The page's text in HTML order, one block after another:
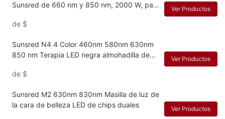
Sunsred de 660 nm y 850 nm, 2000 W, para
de $
Ver Productos
Sunsred N4 4 Color 460nm 580nm 630nm
850 nm Terapia LED negra almohadilla de
de $
Ver Productos
Sunsred M2 630nm 830nm Masilla de luz de
la cara de belleza LED de chips duales
Ver Productos